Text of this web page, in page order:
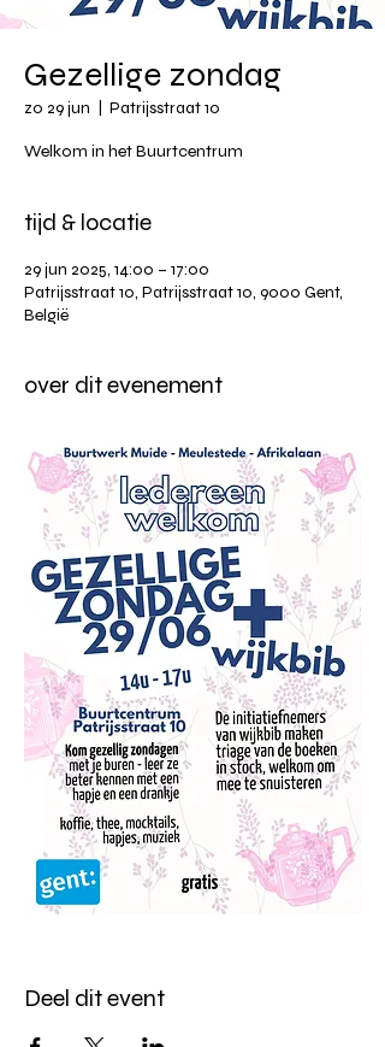
Gezellige zondag
zo 29 jun Patrijsstraat 10
Welkom in het Buurtcentrum
tijd & locatie
29 jun 2025, 14:00 – 17:00
Patrijsstraat 10, Patrijsstraat 10, 9000 Gent,
België
over dit evenement
Deel dit event